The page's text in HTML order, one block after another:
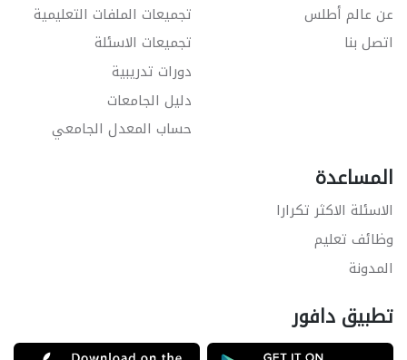
عن عالم أطلس
اتصل بنا
تجميعات الملفات التعليمية
تجميعات الاسئلة
دورات تدريبية
دليل الجامعات
حساب المعدل الجامعي
المساعدة
الاسئلة الاكثر تكرارا
وظائف تعليم
المدونة
تطبيق دافور